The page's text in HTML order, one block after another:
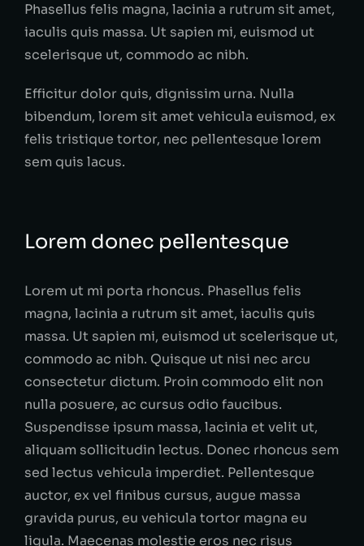
Phasellus felis magna, lacinia a rutrum sit amet,
iaculis quis massa. Ut sapien mi, euismod ut
scelerisque ut, commodo ac nibh.
Efficitur dolor quis, dignissim urna. Nulla
bibendum, lorem sit amet vehicula euismod, ex
felis tristique tortor, nec pellentesque lorem
sem quis lacus.
Lorem donec pellentesque
Lorem ut mi porta rhoncus. Phasellus felis
magna, lacinia a rutrum sit amet, iaculis quis
massa. Ut sapien mi, euismod ut scelerisque ut,
commodo ac nibh. Quisque ut nisi nec arcu
consectetur dictum. Proin commodo elit non
nulla posuere, ac cursus odio faucibus.
Suspendisse ipsum massa, lacinia et velit ut,
aliquam sollicitudin lectus. Donec rhoncus sem
sed lectus vehicula imperdiet. Pellentesque
auctor, ex vel finibus cursus, augue massa
gravida purus, eu vehicula tortor magna eu
ligula. Maecenas molestie eros nec risus